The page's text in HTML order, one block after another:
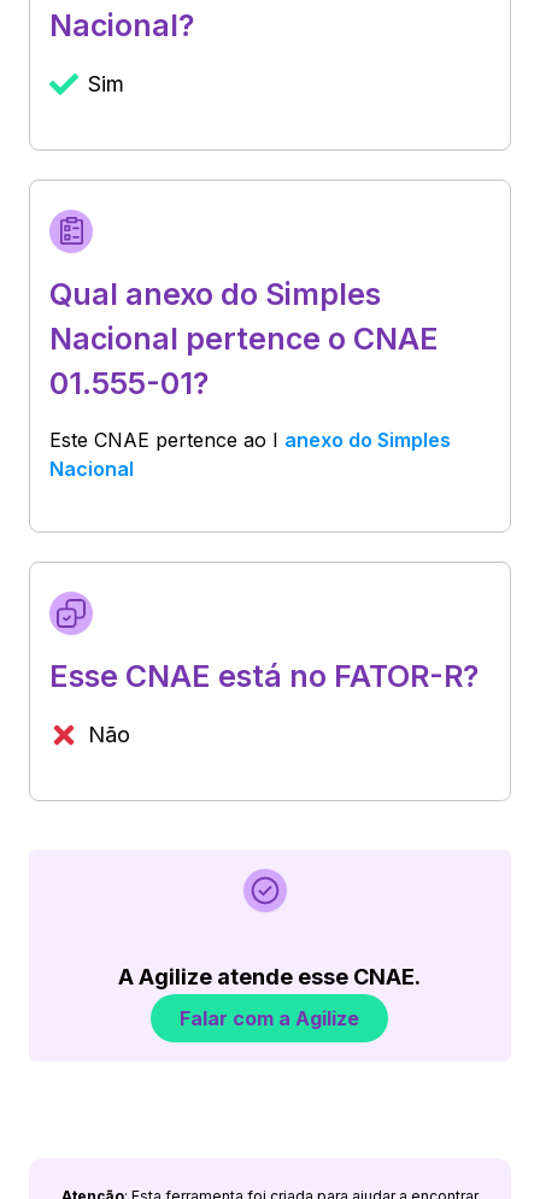
Nacional?
Sim
Qual anexo do Simples
Nacional pertence o CNAE
01.555-01?
Este CNAE pertence ao I anexo do Simples
Nacional
Esse CNAE está no FATOR-R?
Não
A Agilize atende esse CNAE.
Falar com a Agilize